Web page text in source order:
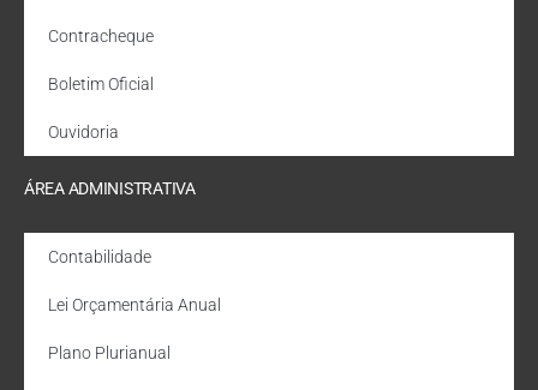
Contracheque
Boletim Oficial
Ouvidoria
ÁREA ADMINISTRATIVA
Contabilidade
Lei Orçamentária Anual
Plano Plurianual